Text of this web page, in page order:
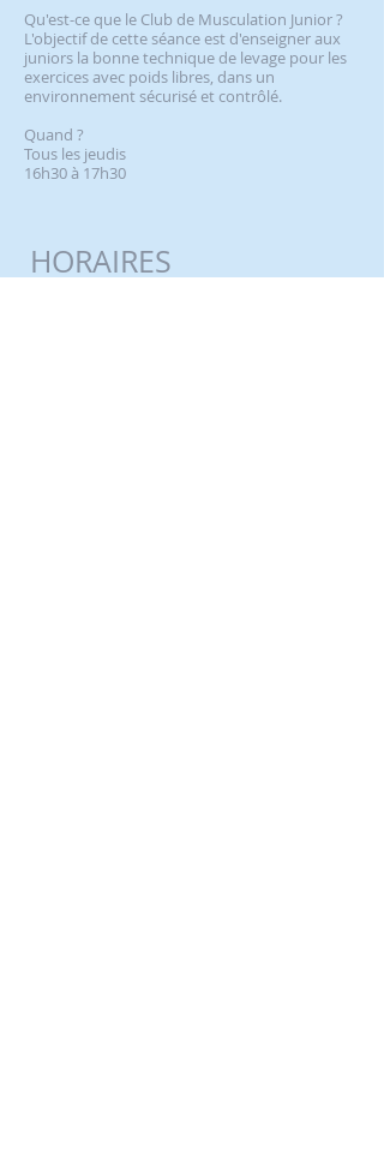
Qu'est-ce que le Club de Musculation Junior ?
L'objectif de cette séance est d'enseigner aux
juniors la bonne technique de levage pour les
exercices avec poids libres, dans un
environnement sécurisé et contrôlé.
Quand ?
Tous les jeudis
16h30 à 17h30
HORAIRES